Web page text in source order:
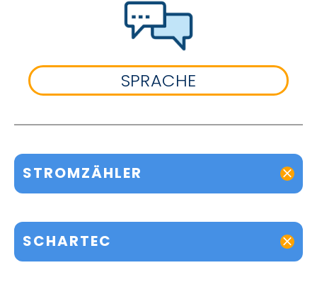
SPRACHE
STROMZÄHLER
SCHARTEC